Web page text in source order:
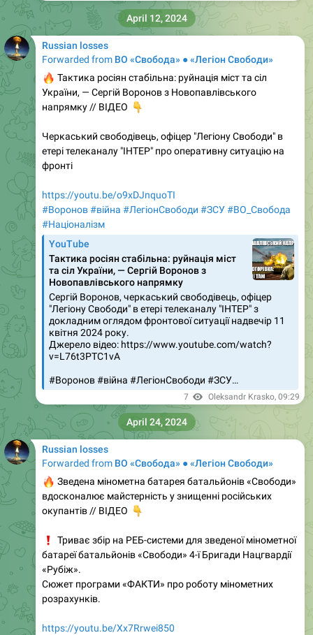
Russian losses
Forwarded from ВО «Свобода» ● «Легіон Свободи»
Тактика росіян стабільна: руйнація міст та сіл
України, — Сергій Воронов з Новопавлівського
напрямку // ВІДЕО
👇
Черкаський свободівець, офіцер "Легіону Свободи" в
етері телеканалу "ІНТЕР" про оперативну ситуацію на
фронті
https://youtu.be/o9xDJnquoTI
#Воронов#війна #ЛегіонСвободи #ЗСУ#ВО_Cвобода
#Націоналізм
YouTube
Тактика росіян стабільна: руйнація міст
та сіл України, — Сергій Воронов з
Новопавлівського напрямку
Сергій Воронов, черкаський свободівець, офіцер
"Легіону Свободи" в етері телеканалу "ІНТЕР" з
докладним оглядом фронтової ситуації надвечір 11
квітня 2024 року.
Джерело відео: https://www.youtube.com/watch?
v=L76t3PTC1vA
#Воронов #війна #ЛегіонСвободи #ЗСУ…
7 Oleksandr Krasko, 09:29
April 12, 2024
Russian losses
Forwarded from ВО «Свобода» ● «Легіон Свободи»
Зведена мінометна батарея батальйонів «Свободи»
вдосконалює майстерність у знищенні російських
окупантів // ВІДЕО
👇
Триває збір на РЕБ-системи для зведеної мінометної
батареї батальйонів «Свободи» 4-ї Бригади Нацгвардії
«Рубіж».
Cюжет програми «ФАКТИ» про роботу мінометних
розрахунків.
https://youtu.be/Xx7Rrwei850
April 24, 2024